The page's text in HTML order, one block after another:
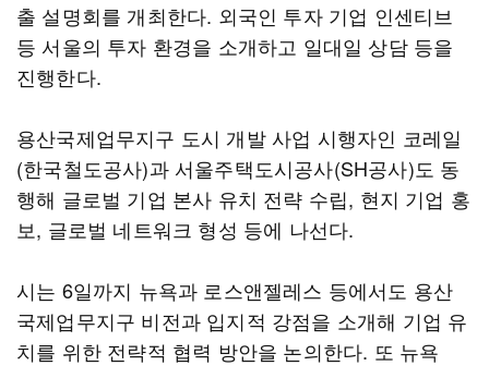
출 설명회를 개최한다. 외국인 투자 기업 인센티브
등 서울의 투자 환경을 소개하고 일대일 상담 등을
진행한다.
용산국제업무지구 도시 개발 사업 시행자인 코레일
(한국철도공사)과 서울주택도시공사(SH공사)도 동
행해 글로벌 기업 본사 유치 전략 수립, 현지 기업 홍
보, 글로벌 네트워크 형성 등에 나선다.
시는 6일까지 뉴욕과 로스앤젤레스 등에서도 용산
국제업무지구 비전과 입지적 강점을 소개해 기업 유
치를 위한 전략적 협력 방안을 논의한다. 또 뉴욕